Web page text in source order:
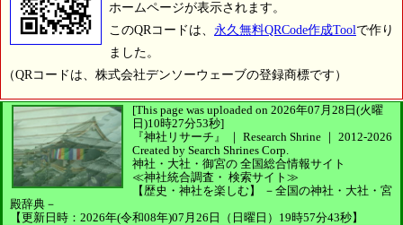
ホームページが表示されます。
このQRコードは、 永久無料QRCode作成Tool で作り
ました。
（QRコードは、株式会社デンソーウェーブの登録商標です）
[This page was uploaded on 2026年07月28日(火曜
日)10時27分53秒]
『神社リサーチ』 ｜ Research Shrine ｜ 2012-2026
Created by Search Shrines Corp.
神社・大社・御宮の 全国総合情報サイト
≪神社統合調査・ 検索サイト≫
【歴史・神社を楽しむ】
－全国の神社・大社・宮
殿辞典－
【更新日時：2026年(令和08年)07月26日（日曜日）19時57分43秒】